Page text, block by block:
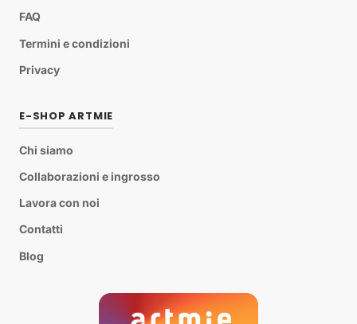
FAQ
Termini e condizioni
Privacy
E-SHOP ARTMIE
Chi siamo
Collaborazioni e ingrosso
Lavora con noi
Contatti
Blog